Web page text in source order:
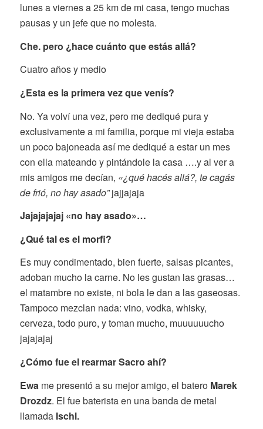
lunes a viernes a 25 km de mi casa, tengo muchas
pausas y un jefe que no molesta.
Che. pero ¿hace cuánto que estás allá?
Cuatro años y medio
¿Esta es la primera vez que venís?
No. Ya volví una vez, pero me dediqué pura y
exclusivamente a mi familia, porque mi vieja estaba
un poco bajoneada así me dediqué a estar un mes
con ella mateando y pintándole la casa ….y al ver a
mis amigos me decían, «¿qué hacés allá?, te cagás
de frió, no hay asado”jajjajaja
Jajajajajaj «no hay asado»…
¿Qué tal es el morfi?
Es muy condimentado, bien fuerte, salsas picantes,
adoban mucho la carne. No les gustan las grasas…
el matambre no existe, ni bola le dan a las gaseosas.
Tampoco mezclan nada: vino, vodka, whisky,
cerveza, todo puro, y toman mucho, muuuuuucho
jajajajaj
¿Cómo fue el rearmar Sacro ahí?
Ewame presentó a su mejor amigo, el batero Marek
Drozdz. El fue baterista en una banda de metal
llamada Ischl.